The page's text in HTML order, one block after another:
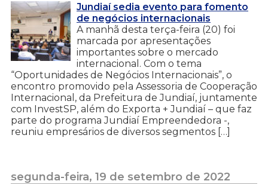
Jundiaí sedia evento para fomento
de negócios internacionais
A manhã desta terça-feira (20) foi
marcada por apresentações
importantes sobre o mercado
internacional. Com o tema
“Oportunidades de Negócios Internacionais”, o
encontro promovido pela Assessoria de Cooperação
Internacional, da Prefeitura de Jundiaí, juntamente
com InvestSP, além do Exporta + Jundiaí – que faz
parte do programa Jundiaí Empreendedora -,
reuniu empresários de diversos segmentos […]
segunda-feira, 19 de setembro de 2022